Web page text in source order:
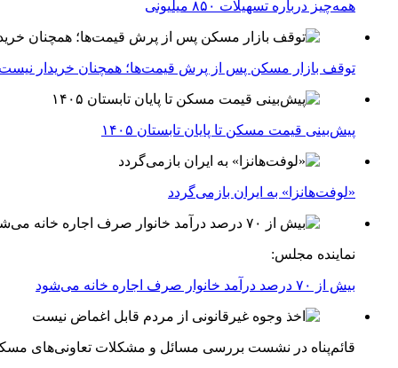
همه‌چیز درباره تسهیلات ۸۵۰ میلیونی
توقف بازار مسکن پس از پرش قیمت‌ها؛ همچنان خریدار
پیش‌بینی قیمت مسکن تا پایان تابستان ۱۴۰۵
«لوفت‌هانزا» به ایران بازمی‌گردد
نماینده مجلس:
بیش از ۷۰ درصد درآمد خانوار صرف اجاره خانه می‌شود
قائم‌پناه در نشست بررسی مسائل و مشکلات تعاونی‌های